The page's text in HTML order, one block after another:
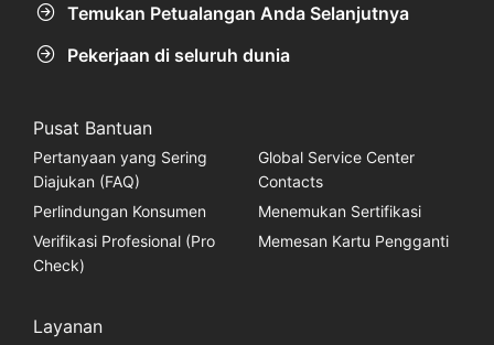
Temukan Petualangan Anda Selanjutnya
Pekerjaan di seluruh dunia
Pusat Bantuan
Pertanyaan yang Sering
Diajukan (FAQ)
Global Service Center
Contacts
Perlindungan Konsumen
Menemukan Sertifikasi
Verifikasi Profesional (Pro
Check)
Memesan Kartu Pengganti
Layanan